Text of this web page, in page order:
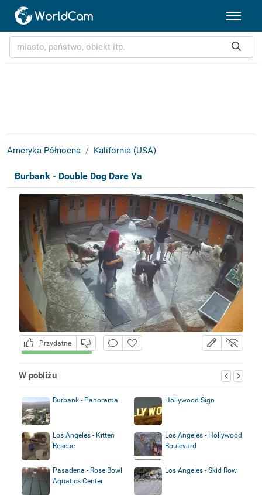
Ameryka Północna Kalifornia (USA)
Burbank - Double Dog Dare Ya
Przydatne
W pobliżu
Burbank - Panorama Hollywood Sign
Los Angeles - Kitten
Rescue
Los Angeles - Hollywood
Boulevard
Pasadena - Rose Bowl
Aquatics Center
Los Angeles - Skid Row